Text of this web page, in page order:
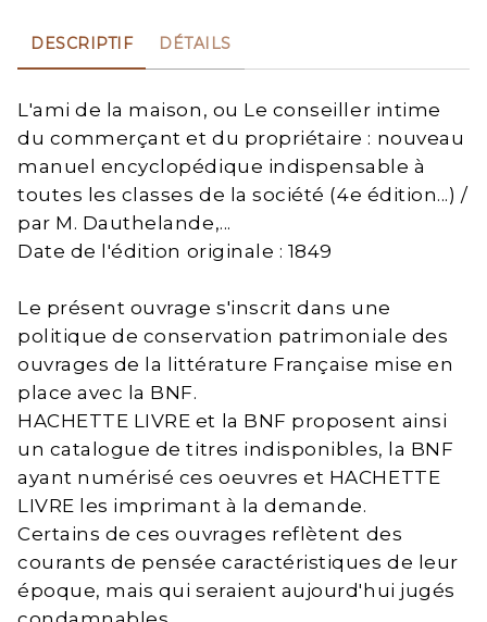
DESCRIPTIF DÉTAILS
L'ami de la maison, ou Le conseiller intime
du commerçant et du propriétaire : nouveau
manuel encyclopédique indispensable à
toutes les classes de la société (4e édition...) /
par M. Dauthelande,...
Date de l'édition originale : 1849
Le présent ouvrage s'inscrit dans une
politique de conservation patrimoniale des
ouvrages de la littérature Française mise en
place avec la BNF.
HACHETTE LIVRE et la BNF proposent ainsi
un catalogue de titres indisponibles, la BNF
ayant numérisé ces oeuvres et HACHETTE
LIVRE les imprimant à la demande.
Certains de ces ouvrages reflètent des
courants de pensée caractéristiques de leur
époque, mais qui seraient aujourd'hui jugés